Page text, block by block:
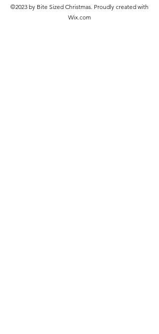
©2023 by Bite Sized Christmas. Proudly created with
Wix.com